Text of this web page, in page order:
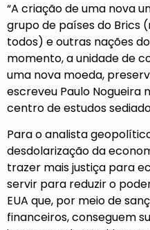
“A criação de uma nova
grupo de países do Brics
todos) e outras nações
momento, a unidade de
uma nova moeda,
escreveu Paulo Nogueira
centro de estudos
Para o analista
desdolarização da
trazer mais justiça para
servir para reduzir o
EUA que, por meio de
financeiros, conseguem